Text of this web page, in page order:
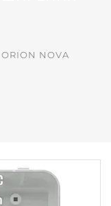
ORION NOVA